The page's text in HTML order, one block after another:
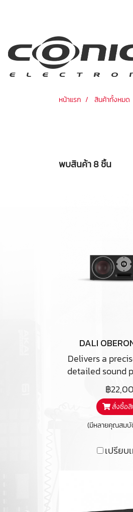
หน้าแรก สินค้าทั้งหมด
พบสินค้า 8 ชิ้น
DALI
Delivers a
detailed sound
for movies
soundtracks.
audio like a
speaker, the
fits perfectly
DALI
฿
สั่งซื้อ
(มีหลายคุณสมบั
เปรียบ